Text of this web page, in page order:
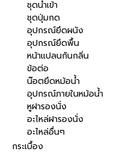
ชุดน้ำเข้า
ชุดปุ่มกด
อุปกรณ์ยึดผนัง
อุปกรณ์ยึดพื้น
หน้าแปลนกันกลิ่น
ข้อต่อ
น๊อตยึดหม้อน้ำ
อุปกรณ์ภายในหม้อน้ำ
หูฝารองนั่ง
อะไหล่ฝารองนั่ง
อะไหล่อื่นๆ
กระเบื้อง